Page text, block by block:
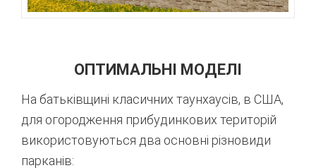
ОПТИМАЛЬНІ МОДЕЛІ
На батьківщині класичних таунхаусів, в США,
для огородження прибудинкових територій
використовуються два основні різновиди
парканів: